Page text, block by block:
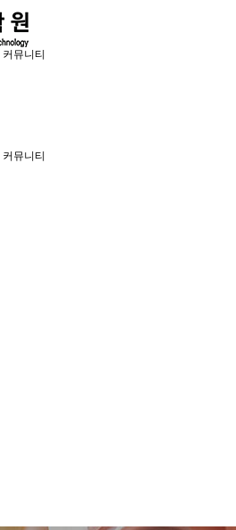
커뮤니티
커뮤니티